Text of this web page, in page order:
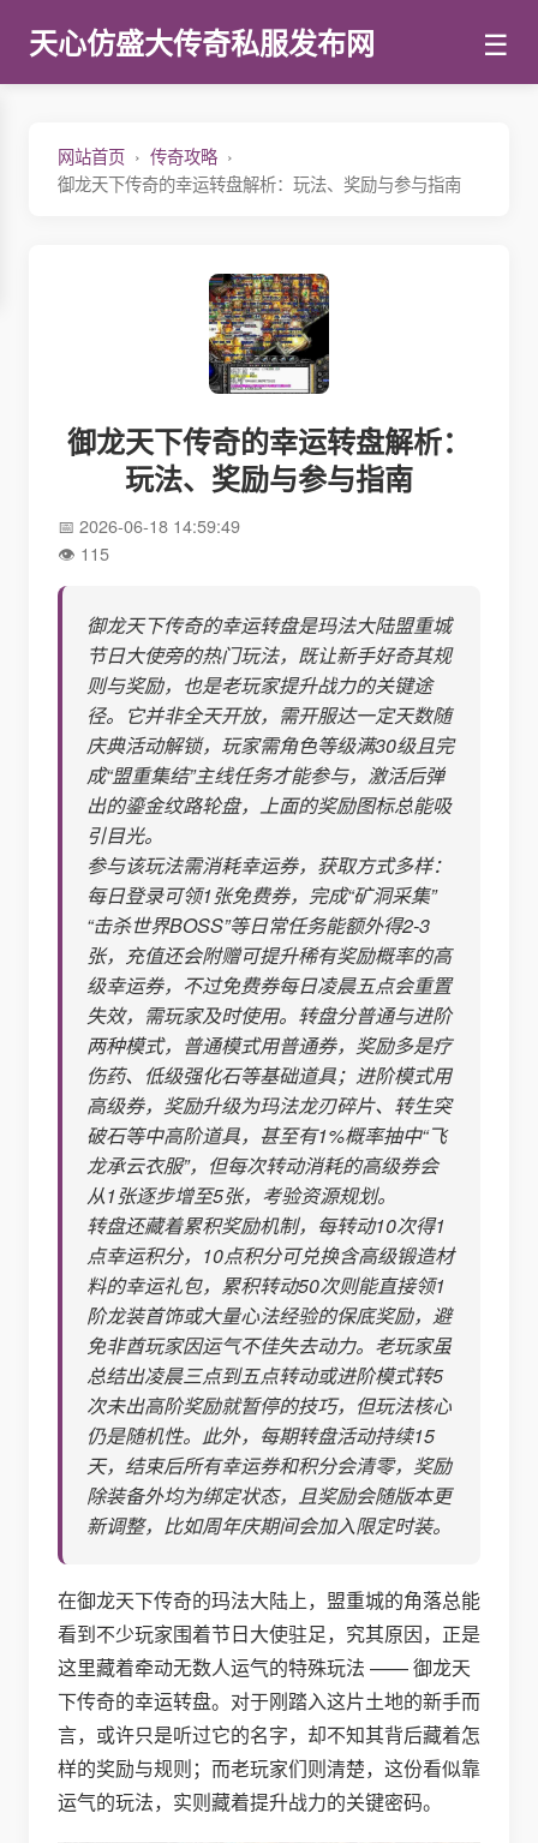
天心仿盛大传奇私服发布网 ☰
网站首页
传奇攻略
御龙天下传奇的幸运转盘解析：玩法、奖励与参与指南
御龙天下传奇的幸运转盘解析：
玩法、奖励与参与指南
2026-06-18 14:59:49
115
御龙天下传奇的幸运转盘是玛法大陆盟重城
节日大使旁的热门玩法，既让新手好奇其规
则与奖励，也是老玩家提升战力的关键途
径。它并非全天开放，需开服达一定天数随
庆典活动解锁，玩家需角色等级满30级且完
成“盟重集结”主线任务才能参与，激活后弹
出的鎏金纹路轮盘，上面的奖励图标总能吸
引目光。
参与该玩法需消耗幸运券，获取方式多样：
每日登录可领1张免费券，完成“矿洞采集”
“击杀世界BOSS”等日常任务能额外得2-3
张，充值还会附赠可提升稀有奖励概率的高
级幸运券，不过免费券每日凌晨五点会重置
失效，需玩家及时使用。转盘分普通与进阶
两种模式，普通模式用普通券，奖励多是疗
伤药、低级强化石等基础道具；进阶模式用
高级券，奖励升级为玛法龙刃碎片、转生突
破石等中高阶道具，甚至有1%概率抽中“飞
龙承云衣服”，但每次转动消耗的高级券会
从1张逐步增至5张，考验资源规划。
转盘还藏着累积奖励机制，每转动10次得1
点幸运积分，10点积分可兑换含高级锻造材
料的幸运礼包，累积转动50次则能直接领1
阶龙装首饰或大量心法经验的保底奖励，避
免非酋玩家因运气不佳失去动力。老玩家虽
总结出凌晨三点到五点转动或进阶模式转5
次未出高阶奖励就暂停的技巧，但玩法核心
仍是随机性。此外，每期转盘活动持续15
天，结束后所有幸运券和积分会清零，奖励
除装备外均为绑定状态，且奖励会随版本更
新调整，比如周年庆期间会加入限定时装。
在御龙天下传奇的玛法大陆上，盟重城的角落总能
看到不少玩家围着节日大使驻足，究其原因，正是
这里藏着牵动无数人运气的特殊玩法 —— 御龙天
下传奇的幸运转盘。对于刚踏入这片土地的新手而
言，或许只是听过它的名字，却不知其背后藏着怎
样的奖励与规则；而老玩家们则清楚，这份看似靠
运气的玩法，实则藏着提升战力的关键密码。